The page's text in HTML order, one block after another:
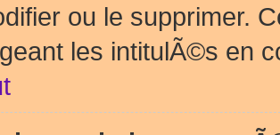
ou le supprimer.
les intitulÃ©s en